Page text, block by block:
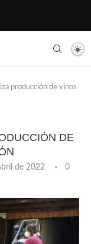
producción de vinos
DE
de 2022
0